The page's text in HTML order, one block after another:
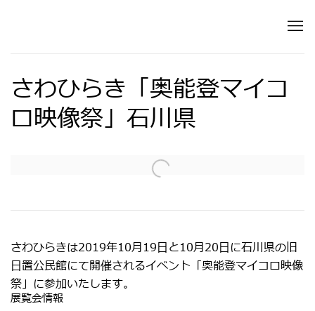
さわひらき「奥能登マイコ
ロ映像祭」石川県
Open a larger version of the following image in
さわひらきは2019年10月19日と10月20日に石川県の旧
日置公民館にて開催されるイベント「奥能登マイコロ映像
祭」に参加いたします。
展覧会情報